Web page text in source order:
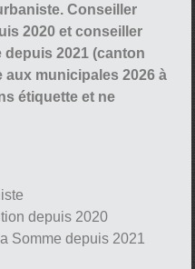
Conseiller
2020 et conseiller
depuis 2021 (canton
municipales 2026 à
étiquette et ne
depuis 2020
Somme depuis 2021